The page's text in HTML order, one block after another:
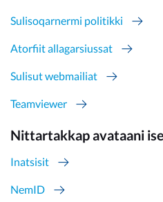
Sulisoqarnermi politikki
Atorfiit allagarsiussat
Sulisut webmailiat
Teamviewer
Nittartakkap avataani
Inatsisit
NemID